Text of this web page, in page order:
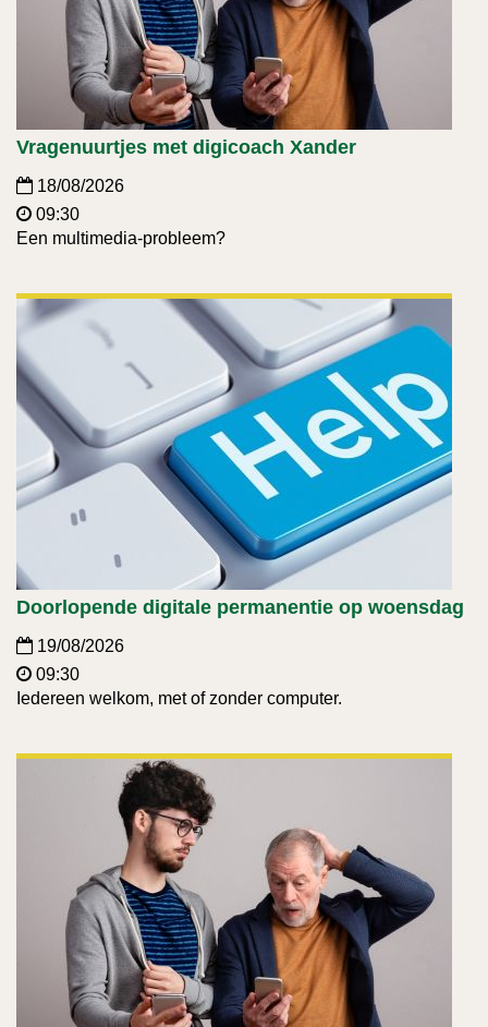
Vragenuurtjes met digicoach Xander
18/08/2026
09:30
Een multimedia-probleem?
Doorlopende digitale permanentie op woensdag
19/08/2026
09:30
Iedereen welkom, met of zonder computer.